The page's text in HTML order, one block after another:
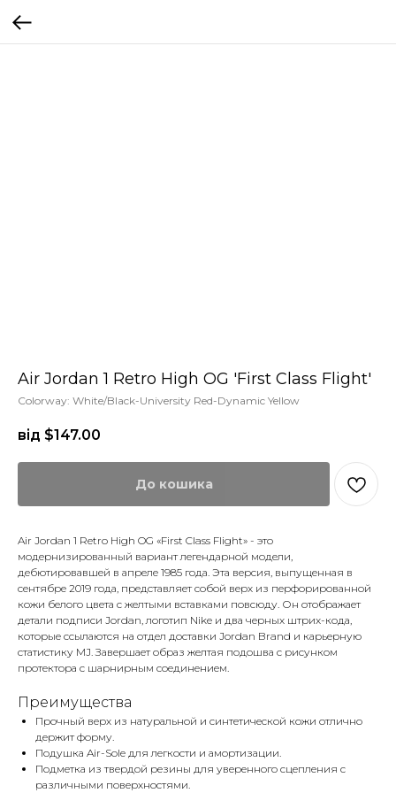
Air Jordan 1 Retro High OG 'First Class Flight'
Colorway: White/Black-University Red-Dynamic Yellow
від $147.00
До кошика
Air Jordan 1 Retro High OG «First Class Flight» - это
модернизированный вариант легендарной модели,
дебютировавшей в апреле 1985 года. Эта версия, выпущенная в
сентябре 2019 года, представляет собой верх из перфорированной
кожи белого цвета с желтыми вставками повсюду. Он отображает
детали подписи Jordan, логотип Nike и два черных штрих-кода,
которые ссылаются на отдел доставки Jordan Brand и карьерную
статистику MJ. Завершает образ желтая подошва с рисунком
протектора с шарнирным соединением.
Преимущества
Прочный верх из натуральной и синтетической кожи отлично
держит форму.
Подушка Air-Sole для легкости и амортизации.
Подметка из твердой резины для уверенного сцепления с
различными поверхностями.